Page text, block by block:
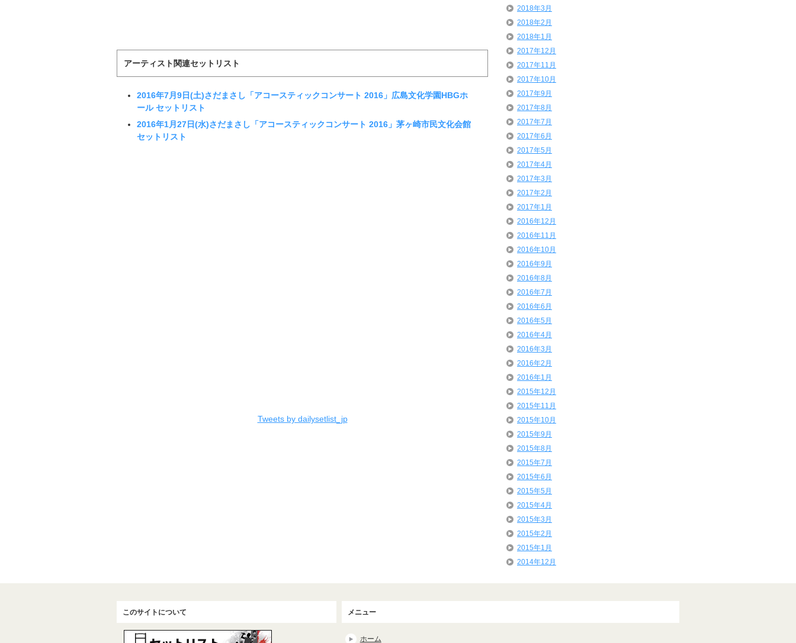
アーティスト関連セットリスト
2016年7月9日(土)さだまさし「アコースティックコンサート 2016」広島文化学園HBGホ
ール セットリスト
2016年1月27日(水)さだまさし「アコースティックコンサート 2016」茅ヶ崎市民文化会館
セットリスト
Tweets by dailysetlist_jp
2018年3月
2018年2月
2018年1月
2017年12月
2017年11月
2017年10月
2017年9月
2017年8月
2017年7月
2017年6月
2017年5月
2017年4月
2017年3月
2017年2月
2017年1月
2016年12月
2016年11月
2016年10月
2016年9月
2016年8月
2016年7月
2016年6月
2016年5月
2016年4月
2016年3月
2016年2月
2016年1月
2015年12月
2015年11月
2015年10月
2015年9月
2015年8月
2015年7月
2015年6月
2015年5月
2015年4月
2015年3月
2015年2月
2015年1月
2014年12月
このサイトについて メニュー
ホーム